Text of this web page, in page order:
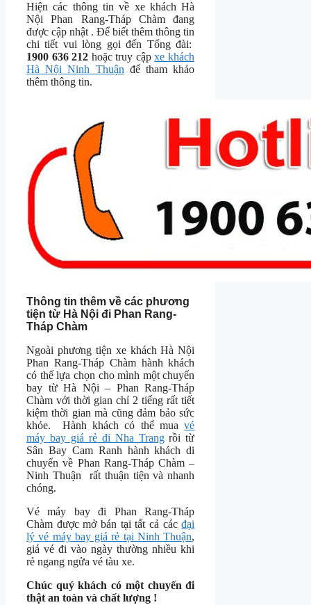
Hiện các thông tin về xe khách Hà
Nội Phan Rang-Tháp Chàm đang
được cập nhật . Để biết thêm thông tin
chi tiết vui lòng gọi đến Tổng đài:
1900 636 212 hoặc truy cậpxe khách
Hà Nội Ninh Thuận để tham khảo
thêm thông tin.
Thông tin thêm về các phương
tiện từ Hà Nội đi Phan Rang-
Tháp Chàm
Ngoài phương tiện xe khách Hà Nội
Phan Rang-Tháp Chàm hành khách
có thế lựa chọn cho mình một chuyến
bay từ Hà Nội – Phan Rang-Tháp
Chàm với thời gian chỉ 2 tiếng rất tiết
kiệm thời gian mà cũng đảm bảo sức
khỏe. Hành khách có thể muavé
máy bay giá rẻ đi Nha Trangrồi từ
Sân Bay Cam Ranh hành khách di
chuyển về Phan Rang-Tháp Chàm –
Ninh Thuận rất thuận tiện và nhanh
chóng.
Vé máy bay đi Phan Rang-Tháp
Chàm được mở bán tại tất cả cácđại
lý vé máy bay giá rẻ tại Ninh Thuận,
giá vé đi vào ngày thường nhiều khi
rẻ ngang ngửa vé tàu xe.
Chúc quý khách có một chuyến đi
thật an toàn và chất lượng !